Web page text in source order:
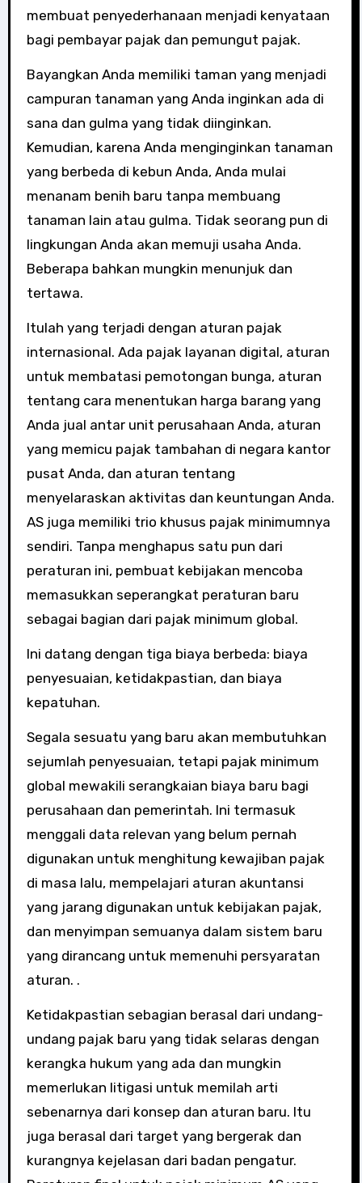
membuat penyederhanaan menjadi kenyataan
bagi pembayar pajak dan pemungut pajak.
Bayangkan Anda memiliki taman yang menjadi
campuran tanaman yang Anda inginkan ada di
sana dan gulma yang tidak diinginkan.
Kemudian, karena Anda menginginkan tanaman
yang berbeda di kebun Anda, Anda mulai
menanam benih baru tanpa membuang
tanaman lain atau gulma. Tidak seorang pun di
lingkungan Anda akan memuji usaha Anda.
Beberapa bahkan mungkin menunjuk dan
tertawa.
Itulah yang terjadi dengan aturan pajak
internasional. Ada pajak layanan digital, aturan
untuk membatasi pemotongan bunga, aturan
tentang cara menentukan harga barang yang
Anda jual antar unit perusahaan Anda, aturan
yang memicu pajak tambahan di negara kantor
pusat Anda, dan aturan tentang
menyelaraskan aktivitas dan keuntungan Anda.
AS juga memiliki trio khusus pajak minimumnya
sendiri. Tanpa menghapus satu pun dari
peraturan ini, pembuat kebijakan mencoba
memasukkan seperangkat peraturan baru
sebagai bagian dari pajak minimum global.
Ini datang dengan tiga biaya berbeda: biaya
penyesuaian, ketidakpastian, dan biaya
kepatuhan.
Segala sesuatu yang baru akan membutuhkan
sejumlah penyesuaian, tetapi pajak minimum
global mewakili serangkaian biaya baru bagi
perusahaan dan pemerintah. Ini termasuk
menggali data relevan yang belum pernah
digunakan untuk menghitung kewajiban pajak
di masa lalu, mempelajari aturan akuntansi
yang jarang digunakan untuk kebijakan pajak,
dan menyimpan semuanya dalam sistem baru
yang dirancang untuk memenuhi persyaratan
aturan. .
Ketidakpastian sebagian berasal dari undang-
undang pajak baru yang tidak selaras dengan
kerangka hukum yang ada dan mungkin
memerlukan litigasi untuk memilah arti
sebenarnya dari konsep dan aturan baru. Itu
juga berasal dari target yang bergerak dan
kurangnya kejelasan dari badan pengatur.